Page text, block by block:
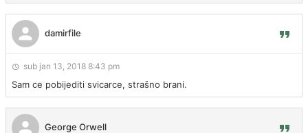
damirfile
sub jan 13, 2018 8:43 pm
Sam ce pobijediti svicarce, strašno brani.
George Orwell